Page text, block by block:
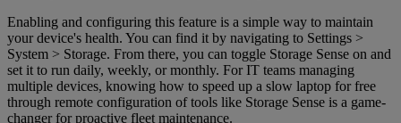
Enabling and configuring this feature is a simple way to maintain
your device's health. You can find it by navigating to Settings >
System > Storage. From there, you can toggle Storage Sense on and
set it to run daily, weekly, or monthly. For IT teams managing
multiple devices, knowing how to speed up a slow laptop for free
through remote configuration of tools like Storage Sense is a game-
changer for proactive fleet maintenance.